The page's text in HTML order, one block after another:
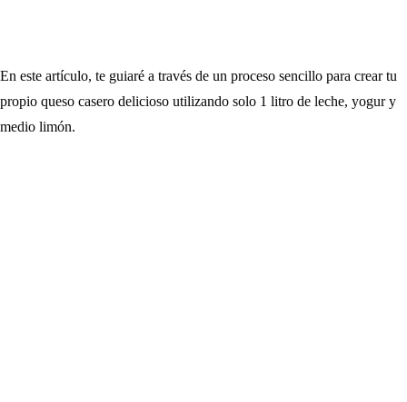
En este artículo, te guiaré a través de un proceso sencillo para crear tu
propio queso casero delicioso utilizando solo 1 litro de leche, yogur y
medio limón.